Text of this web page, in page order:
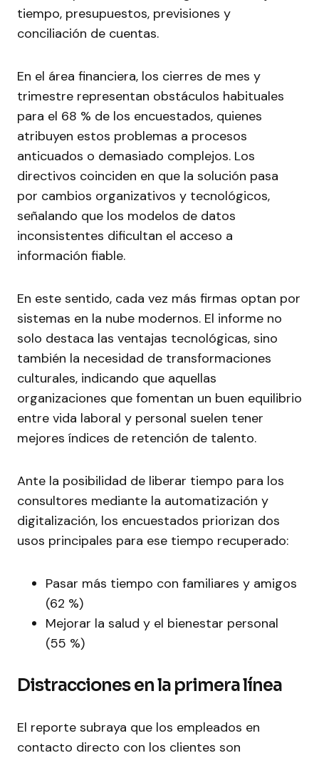
tiempo, presupuestos, previsiones y
conciliación de cuentas.
En el área financiera, los cierres de mes y
trimestre representan obstáculos habituales
para el 68 % de los encuestados, quienes
atribuyen estos problemas a procesos
anticuados o demasiado complejos. Los
directivos coinciden en que la solución pasa
por cambios organizativos y tecnológicos,
señalando que los modelos de datos
inconsistentes dificultan el acceso a
información fiable.
En este sentido, cada vez más firmas optan por
sistemas en la nube modernos. El informe no
solo destaca las ventajas tecnológicas, sino
también la necesidad de transformaciones
culturales, indicando que aquellas
organizaciones que fomentan un buen equilibrio
entre vida laboral y personal suelen tener
mejores índices de retención de talento.
Ante la posibilidad de liberar tiempo para los
consultores mediante la automatización y
digitalización, los encuestados priorizan dos
usos principales para ese tiempo recuperado:
Pasar más tiempo con familiares y amigos
(62 %)
Mejorar la salud y el bienestar personal
(55 %)
Distracciones en la primera línea
El reporte subraya que los empleados en
contacto directo con los clientes son